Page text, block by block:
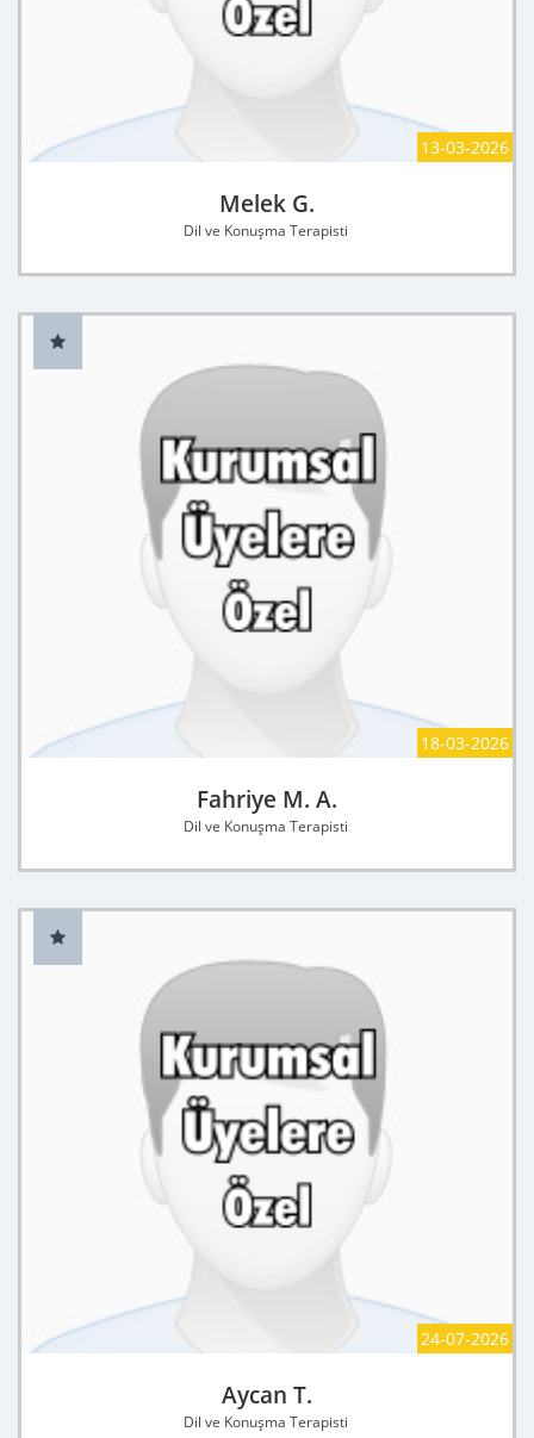
13-03-2026
Melek G.
Dil ve Konuşma Terapisti
18-03-2026
Fahriye M. A.
Dil ve Konuşma Terapisti
24-07-2026
Aycan T.
Dil ve Konuşma Terapisti